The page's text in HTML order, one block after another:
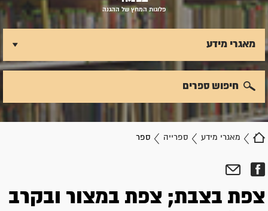
פלוגות המחץ של ההגנה
מאגרי מידע ספרייה ספר
מאגרי מידע
חיפוש ספרים
צפת בצבת; צפת במצור ובקרב